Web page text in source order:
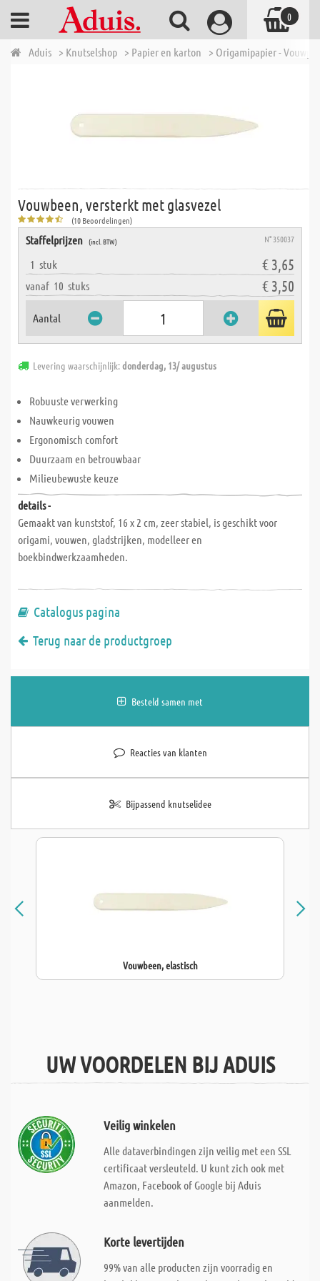
Aduis > Knutselshop > Papier en karton > Origamipapier -
Vouwbeen, versterkt met glasvezel
(10 Beoordelingen)
Staffelprijzen (incl. BTW) N° 350037
1 stuk € 3,65
vanaf 10 stuks € 3,50
Aantal
Levering waarschijnlijk:donderdag, 13/ augustus
Robuuste verwerking
Nauwkeurig vouwen
Ergonomisch comfort
Duurzaam en betrouwbaar
Milieubewuste keuze
details -
Gemaakt van kunststof, 16 x 2 cm, zeer stabiel, is geschikt voor
origami, vouwen, gladstrijken, modelleer en
boekbindwerkzaamheden.
Catalogus pagina
Terug naar de productgroep
Besteld samen met
Reacties van klanten
Bijpassend knutselidee
Vouwbeen, elastisch
UW VOORDELEN BIJ ADUIS
Veilig winkelen
Alle dataverbindingen zijn veilig met een SSL
certificaat versleuteld. U kunt zich ook met
Amazon, Facebook of Google bij Aduis
aanmelden.
Korte levertijden
99% van alle producten zijn voorradig en
0